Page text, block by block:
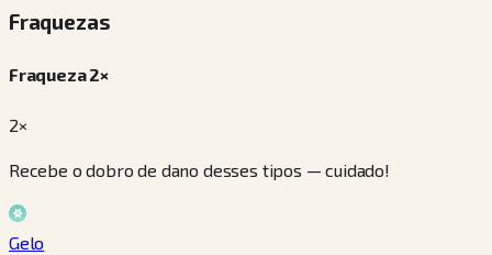
Fraquezas
Fraqueza 2×
2×
Recebe o dobro de dano desses tipos — cuidado!
Gelo